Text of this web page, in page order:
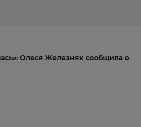
Олеся Железняк сообщила о